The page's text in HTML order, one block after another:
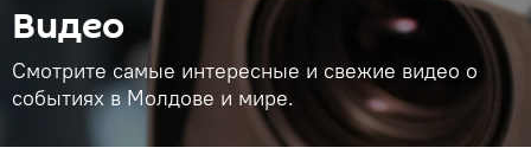
Видео
Смотрите самые интересные и свежие видео о
событиях в Молдове и мире.